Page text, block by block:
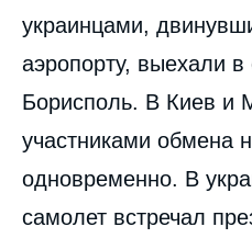
украинцами,
аэропорту, выехали в
Борисполь. В Киев и
участниками обмена
одновременно. В
самолет встречал